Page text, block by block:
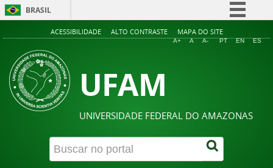
BRASIL
Simplifique!
Acesso à informação
ACESSIBILIDADE ALTO CONTRASTE MAPA DO SITE
A+ A A- PT EN ES
UFAM
UNIVERSIDADE FEDERAL DO AMAZONAS